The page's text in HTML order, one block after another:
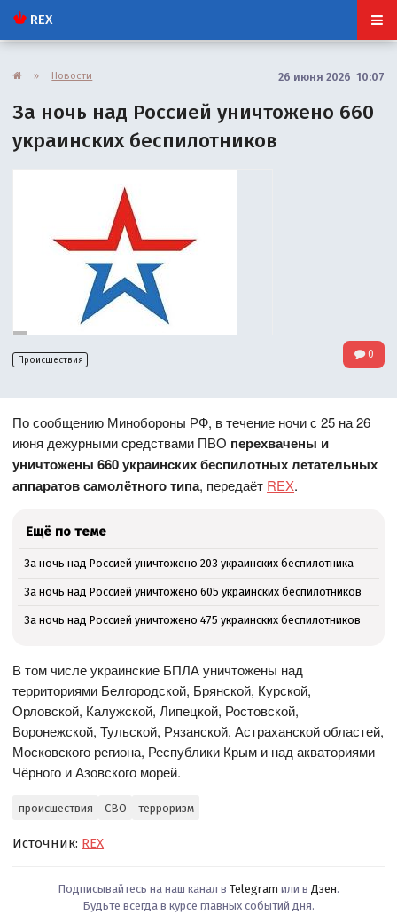
REX
» Новости 26 июня 2026 10:07
За ночь над Россией уничтожено 660
украинских беспилотников
Происшествия 0
По сообщению Минобороны РФ, в течение ночи с 25 на 26
июня дежурными средствами ПВО перехвачены и
уничтожены 660 украинских беспилотных летательных
аппаратов самолётного типа, передаёт REX.
Ещё по теме
За ночь над Россией уничтожено 203 украинских беспилотника
За ночь над Россией уничтожено 605 украинских беспилотников
За ночь над Россией уничтожено 475 украинских беспилотников
В том числе украинские БПЛА уничтожены над
территориями Белгородской, Брянской, Курской,
Орловской, Калужской, Липецкой, Ростовской,
Воронежской, Тульской, Рязанской, Астраханской областей,
Московского региона, Республики Крым и над акваториями
Чёрного и Азовского морей.
происшествия СВО терроризм
Источник: REX
Подписывайтесь на наш канал в Telegram или в Дзен.
Будьте всегда в курсе главных событий дня.